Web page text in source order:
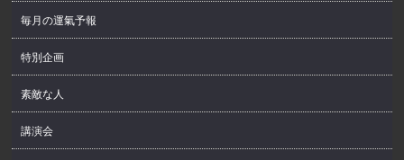
毎月の運氣予報
特別企画
素敵な人
講演会